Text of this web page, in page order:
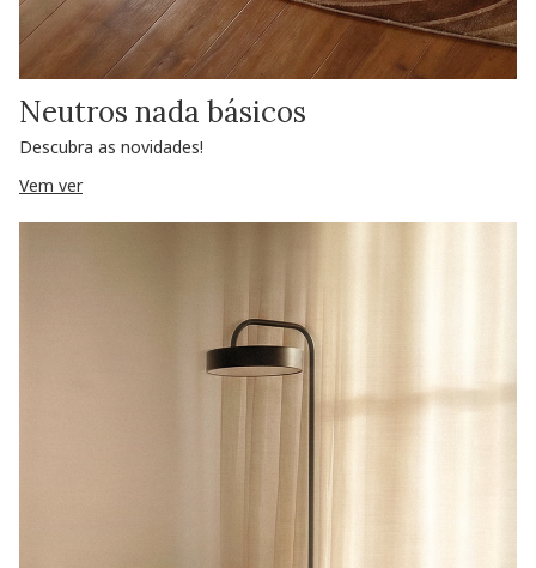
Neutros nada básicos
Descubra as novidades!
Vem ver